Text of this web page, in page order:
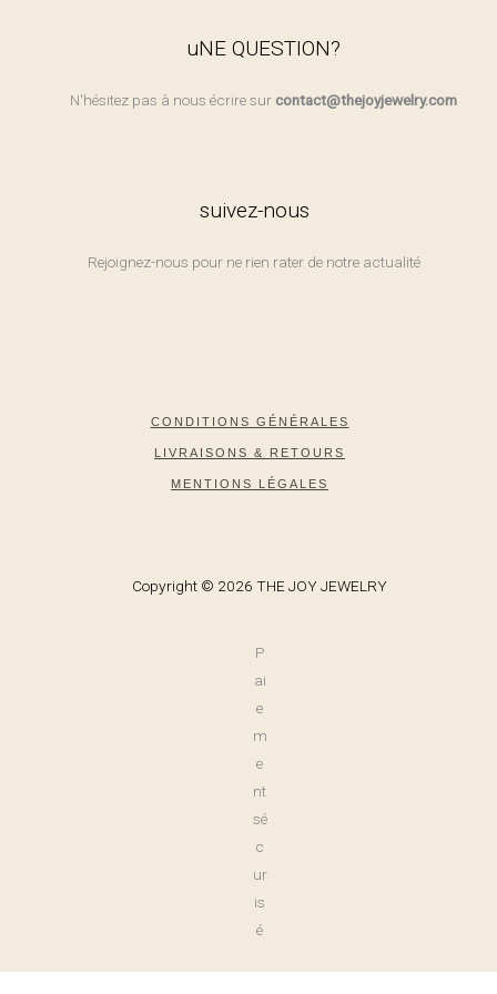
uNE QUESTION?
N'hésitez pas à nous écrire sur contact@thejoyjewelry.com
suivez-nous
Rejoignez-nous pour ne rien rater de notre actualité
CONDITIONS GÉNÉRALES
LIVRAISONS & RETOURS
MENTIONS LÉGALES
Copyright © 2026 THE JOY JEWELRY
P
ai
e
m
e
nt
sé
c
ur
is
é